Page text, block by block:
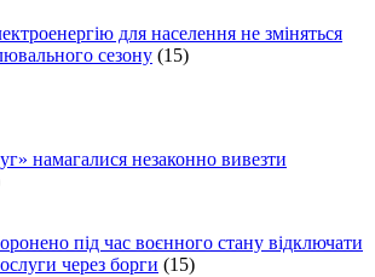
для населення не зміняться
сезону (15)
намагалися незаконно вивезти
під час воєнного стану відключати
через борги (15)